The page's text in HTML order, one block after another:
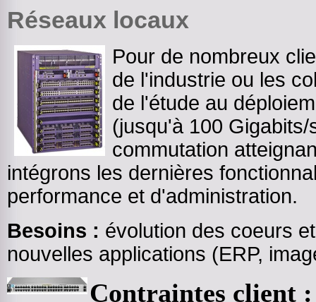
Réseaux locaux
Pour de nombreux
de l'industrie ou les
de l'étude au
(jusqu'à 100
commutation
intégrons les dernières
performance et d'administration.
Besoins : évolution des coeurs
nouvelles applications (ERP,
Contraintes client :